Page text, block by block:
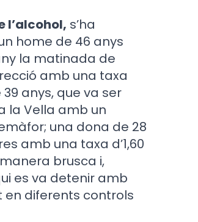
l’alcohol, s’ha
home de 46 anys
la matinada de
amb una taxa
anys, que va ser
la Vella amb un
una dona de 28
amb una taxa d’1,60
brusca i,
es va detenir amb
en diferents controls